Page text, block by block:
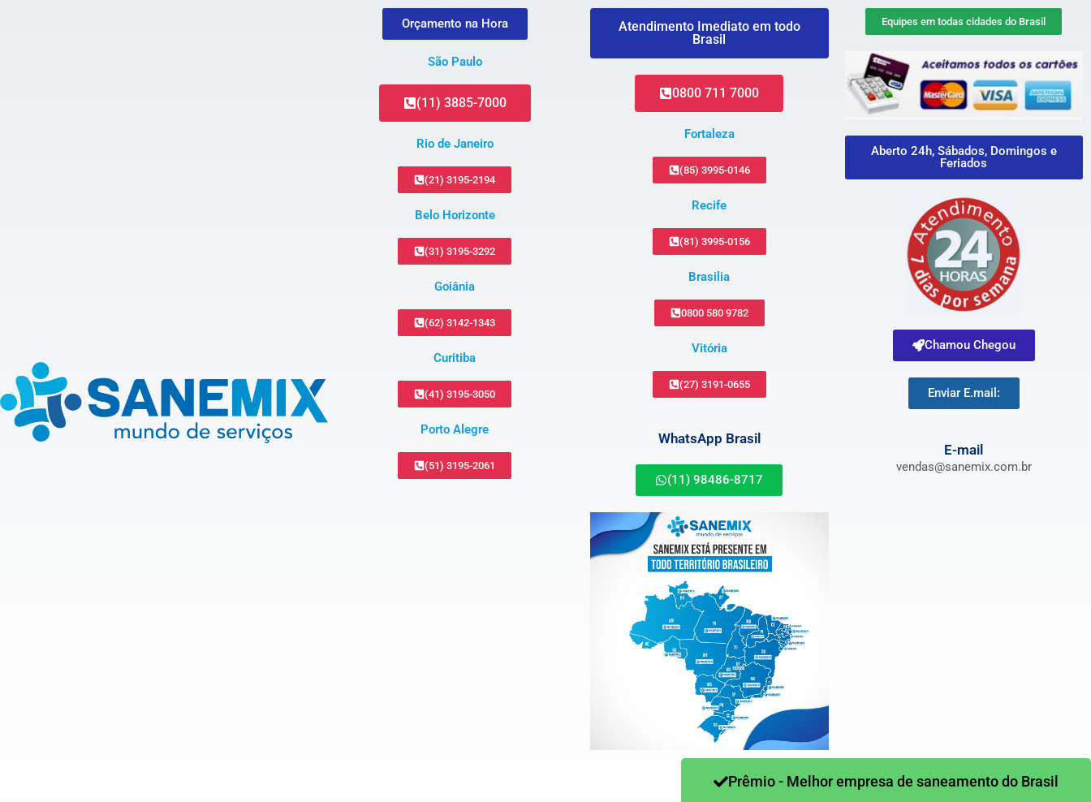
Orçamento na Hora
São Paulo
(11) 3885-7000
Rio de Janeiro
(21) 3195-2194
Belo Horizonte
(31) 3195-3292
Goiânia
(62) 3142-1343
Curitiba
(41) 3195-3050
Porto Alegre
(51) 3195-2061
Atendimento Imediato em todo
Brasil
0800 711 7000
Fortaleza
(85) 3995-0146
Recife
(81) 3995-0156
Brasilia
0800 580 9782
Vitória
(27) 3191-0655
WhatsApp Brasil
(11) 98486-8717
Equipes em todas cidades do Brasil
Aberto 24h, Sábados, Domingos e
Feriados
Chamou Chegou
Enviar E.mail:
E-mail
vendas@sanemix.com.br
Prêmio - Melhor empresa de saneamento do Brasil